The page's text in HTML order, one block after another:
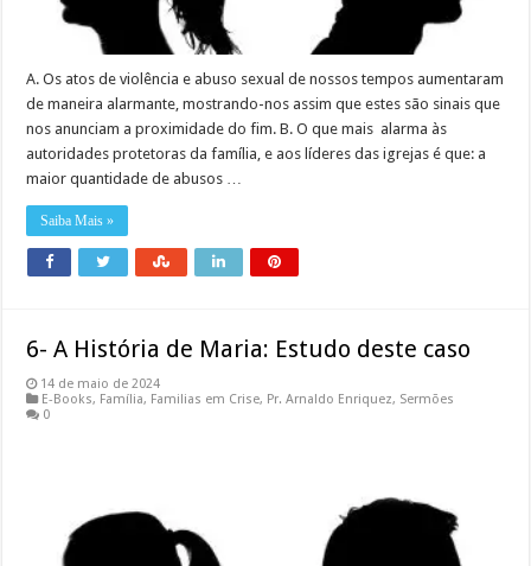
A. Os atos de violência e abuso sexual de nossos tempos aumentaram
de maneira alarmante, mostrando-nos assim que estes são sinais que
nos anunciam a proximidade do fim. B. O que mais alarma às
autoridades protetoras da família, e aos líderes das igrejas é que: a
maior quantidade de abusos …
Saiba Mais »
6- A História de Maria: Estudo deste caso
14 de maio de 2024
E-Books, Família, Familias em Crise, Pr. Arnaldo Enriquez, Sermões
0